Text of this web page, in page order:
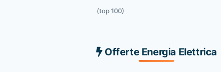
(top 100)
Offerte Energia Elettrica